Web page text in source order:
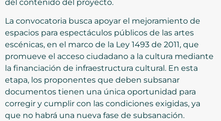
del contenido del proyecto.
La convocatoria busca apoyar el mejoramiento de
espacios para espectáculos públicos de las artes
escénicas, en el marco de la Ley 1493 de 2011, que
promueve el acceso ciudadano a la cultura mediante
la financiación de infraestructura cultural. En esta
etapa, los proponentes que deben subsanar
documentos tienen una única oportunidad para
corregir y cumplir con las condiciones exigidas, ya
que no habrá una nueva fase de subsanación.